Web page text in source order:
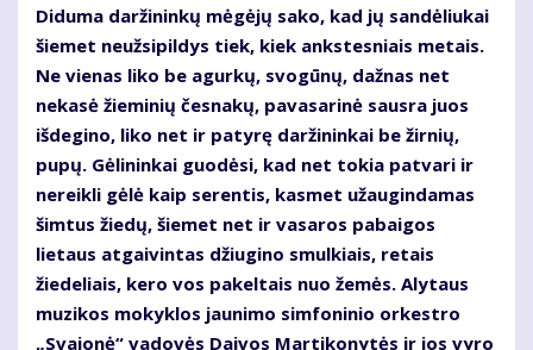
Diduma daržininkų mėgėjų sako, kad jų sandėliukai
šiemet neužsipildys tiek, kiek ankstesniais metais.
Ne vienas liko be agurkų, svogūnų, dažnas net
nekasė žieminių česnakų, pavasarinė sausra juos
išdegino, liko net ir patyrę daržininkai be žirnių,
pupų. Gėlininkai guodėsi, kad net tokia patvari ir
nereikli gėlė kaip serentis, kasmet užaugindamas
šimtus žiedų, šiemet net ir vasaros pabaigos
lietaus atgaivintas džiugino smulkiais, retais
žiedeliais, kero vos pakeltais nuo žemės. Alytaus
muzikos mokyklos jaunimo simfoninio orkestro
„Svajonė“ vadovės Daivos Martikonytės ir jos vyro